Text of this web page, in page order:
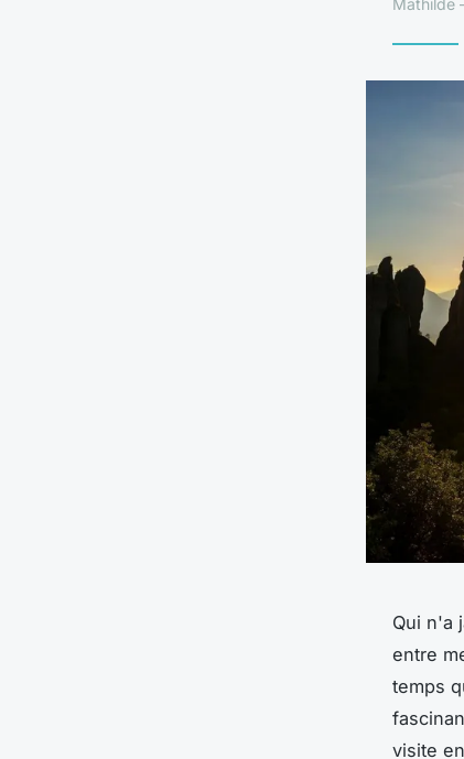
Qui n'a
entre
temps
visite